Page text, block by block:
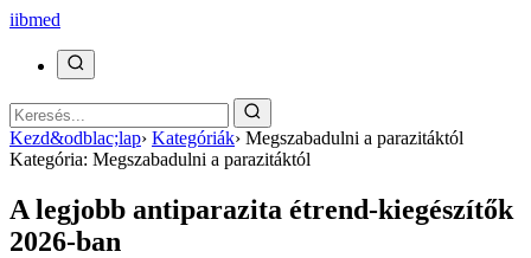
iibmed
Kezd&odblac;lap› Kategóriák› Megszabadulni a parazitáktól
Kategória: Megszabadulni a parazitáktól
A legjobb antiparazita étrend-kiegészítők
2026-ban